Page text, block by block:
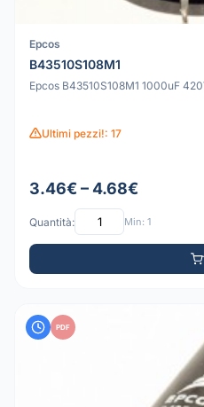
Epcos
B43510S108M1
Epcos B43510S108M1 1000uF
Ultimi pezzi!: 17
3.46€ – 4.68€
Quantità: Min: 1
PDF